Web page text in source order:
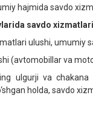
hajmida savdo
savdo
ulushi, umumiy
(avtomobillar va
ulgurji va chakana
holda, savdo